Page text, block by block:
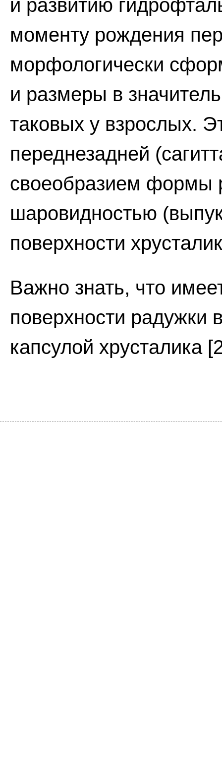
и развитию
моменту рождения
морфологически
и размеры в
таковых у взрослых.
переднезадней
своеобразием формы
шаровидностью
поверхности
Важно знать, что
поверхности радужки
капсулой хрусталика